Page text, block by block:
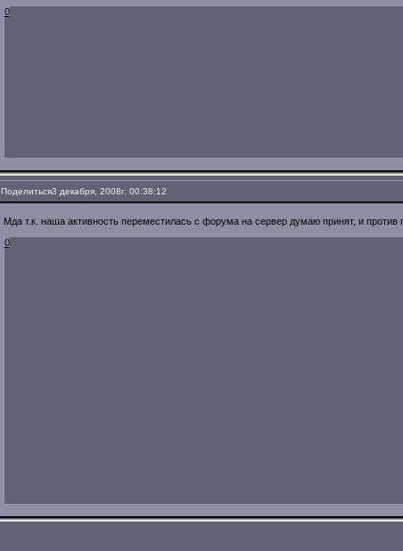
0
Поделиться3 декабря, 2008г. 00:38:12
Мда т.к. наша активность переместилась с форума на сервер думаю принят, и против
0